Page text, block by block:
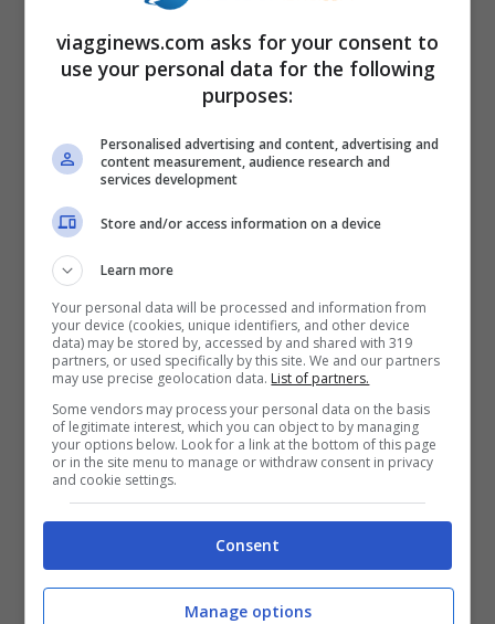
al meglio le nuove zone conquistate.
automobilisti che si sono fermati per
evitare di fare incidenti, ma anche tanta
sorpresa tra i più piccoli.
di bambini ha assistito al passaggio di
questi animali con grande entusiasmo.
Articoli recenti
Ecco i 10 Paesi Migliori per
Trasferirsi e Lavorare da
Remoto secondo la Nuova
viagginews.com asks for your consent to
use your personal data for the following
purposes:
Personalised advertising and content, advertising and
content measurement, audience research and
services development
Store and/or access information on a device
Learn more
Your personal data will be processed and information from
your device (cookies, unique identifiers, and other device
data) may be stored by, accessed by and shared with 319
partners, or used specifically by this site. We and our partners
may use precise geolocation data. List of partners.
Some vendors may process your personal data on the basis
of legitimate interest, which you can object to by managing
your options below. Look for a link at the bottom of this page
or in the site menu to manage or withdraw consent in privacy
and cookie settings.
Consent
Manage options